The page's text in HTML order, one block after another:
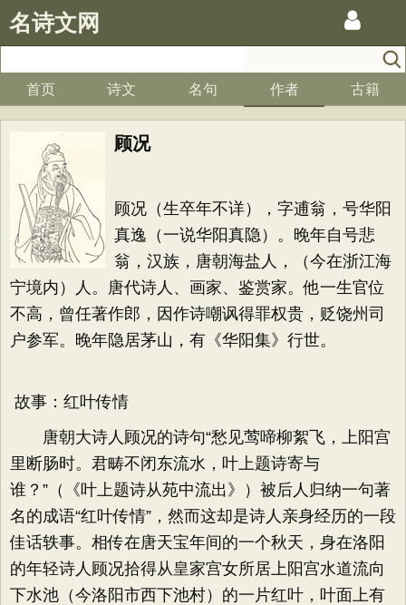
名诗文网
首页 诗文 名句 作者 古籍
顾况
顾况（生卒年不详），字逋翁，号华阳
真逸（一说华阳真隐）。晚年自号悲
翁，汉族，唐朝海盐人，（今在浙江海
宁境内）人。唐代诗人、画家、鉴赏家。他一生官位
不高，曾任著作郎，因作诗嘲讽得罪权贵，贬饶州司
户参军。晚年隐居茅山，有《华阳集》行世。
故事：红叶传情
唐朝大诗人顾况的诗句“愁见莺啼柳絮飞，上阳宫
里断肠时。君畴不闭东流水，叶上题诗寄与
谁？”（《叶上题诗从苑中流出》）被后人归纳一句著
名的成语“红叶传情”，然而这却是诗人亲身经历的一段
佳话轶事。相传在唐天宝年间的一个秋天，身在洛阳
的年轻诗人顾况拾得从皇家宫女所居上阳宫水道流向
下水池（今洛阳市西下池村）的一片红叶，叶面上有